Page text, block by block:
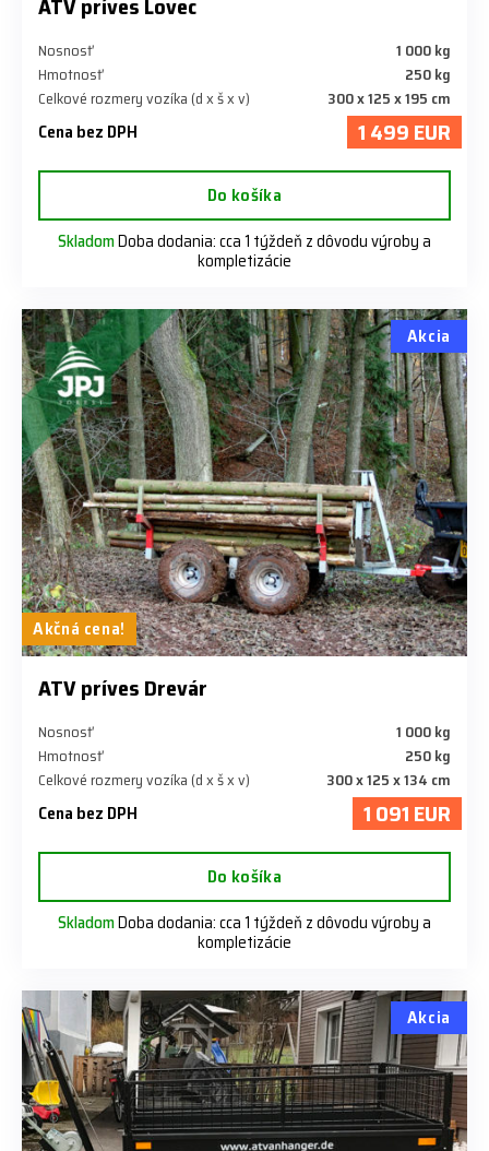
Nosnosť
1 000 kg
Hmotnosť
250 kg
Celkové rozmery vozíka (d x š x v)
300 x 125 x 195 cm
Cena bez DPH 1 499 EUR
Do košíka
SkladomDoba dodania: cca 1 týždeň z dôvodu výroby a
kompletizácie
Akcia
Akčná cena!
ATV príves Drevár
Nosnosť
1 000 kg
Hmotnosť
250 kg
Celkové rozmery vozíka (d x š x v)
300 x 125 x 134 cm
Cena bez DPH 1 091 EUR
Do košíka
SkladomDoba dodania: cca 1 týždeň z dôvodu výroby a
kompletizácie
Akcia